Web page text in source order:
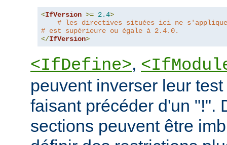
<IfVersion >= 2.4>
# les directives situées ici ne
# est supérieure ou égale à 2.4.0.
</IfVersion>
<IfDefine>,
peuvent inverser leur
faisant précéder d'un "!".
sections peuvent être